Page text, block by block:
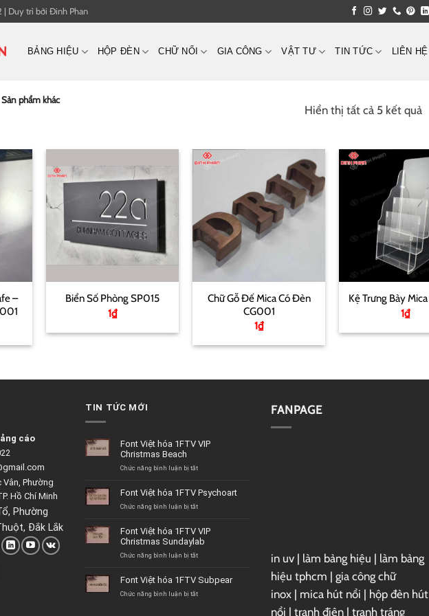
| Duy trì bởi Đinh Phan
BẢNG HIỆU HỘP ĐÈN CHỮ NỔI GIA CÔNG VẬT TƯ TIN TỨC LIÊN HỆ
Sản phẩm khác
Hiển thị tất cả 5 kết quả
–
Biển Số Phòng SP015
1₫
Chữ Gỗ Đế Mica Có Đèn
CG001
1₫
Kệ Trưng Bày
1₫
cáo
Phường
Hồ Chí Minh
Phường
Đắk Lắk
TIN TỨC MỚI
Font Việt hóa 1FTV VIP
Christmas Beach
Chức năng bình luận bị tắtở
hóa
1FTV
Beach
Font Việt hóa 1FTV Psychoart
Chức năng bình luận bị tắtở
hóa
1FTV
Psychoart
Font Việt hóa 1FTV VIP
Christmas Sundaylab
Chức năng bình luận bị tắtở
hóa
1FTV
Font Việt hóa 1FTV Subpear
Chức năng bình luận bị tắtở
FANPAGE
in uv | làm bảng hiệu | làm bảng
hiệu tphcm | gia công chữ
inox | mica hút nổi | hộp đèn hút
nổi | tranh điện | tranh tráng